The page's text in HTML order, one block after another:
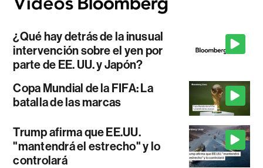
¿Qué hay detrás de la inusual
intervención sobre el yen por
parte de EE. UU. y Japón?
Copa Mundial de la FIFA: La
batalla de las marcas
Trump afirma que EE.UU.
"mantendrá el estrecho" y lo
controlará